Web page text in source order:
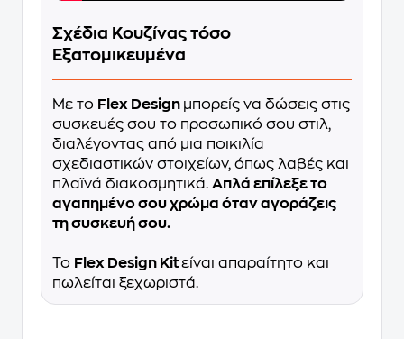
Σχέδια Κουζίνας τόσο
Εξατομικευμένα
Με το Flex Design μπορείς να δώσεις στις
συσκευές σου το προσωπικό σου στιλ,
διαλέγοντας από μια ποικιλία
σχεδιαστικών στοιχείων, όπως λαβές και
πλαϊνά διακοσμητικά. Απλά επίλεξε το
αγαπημένο σου χρώμα όταν αγοράζεις
τη συσκευή σου.
Το Flex Design Kitείναι απαραίτητο και
πωλείται ξεχωριστά.